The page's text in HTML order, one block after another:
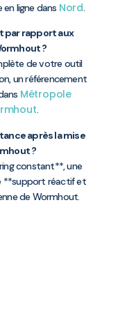
ligne dans Nord.
par rapport aux
?
de votre outil
un référencement
Métropole
.
après la mise
?
constant**, une
**support réactif et
de Wormhout.